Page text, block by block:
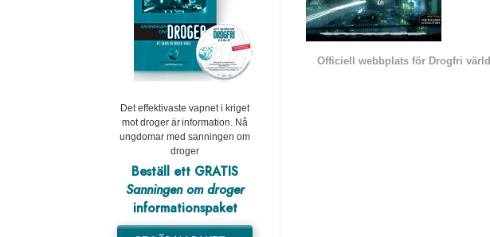
Officiell webbplats för Drogfri värld
Det effektivaste vapnet i kriget
mot droger är information. Nå
ungdomar med sanningen om
droger
Beställ ett GRATIS
Sanningen om droger
informationspaket